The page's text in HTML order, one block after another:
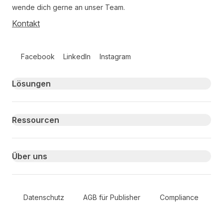
wende dich gerne an unser Team.
Kontakt
Facebook LinkedIn Instagram
Primary footer navigation
Lösungen
Ressourcen
Über uns
Secondary Footer Navigation
Datenschutz AGB für Publisher Compliance